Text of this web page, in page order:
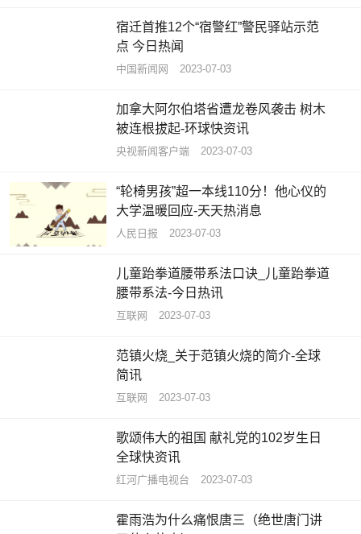
宿迁首推12个“宿警红”警民驿站示范
点 今日热闻
中国新闻网 2023-07-03
加拿大阿尔伯塔省遭龙卷风袭击 树木
被连根拔起-环球快资讯
央视新闻客户端 2023-07-03
“轮椅男孩”超一本线110分！他心仪的
大学温暖回应-天天热消息
人民日报 2023-07-03
儿童跆拳道腰带系法口诀_儿童跆拳道
腰带系法-今日热讯
互联网 2023-07-03
范镇火烧_关于范镇火烧的简介-全球
简讯
互联网 2023-07-03
歌颂伟大的祖国 献礼党的102岁生日
全球快资讯
红河广播电视台 2023-07-03
霍雨浩为什么痛恨唐三（绝世唐门讲